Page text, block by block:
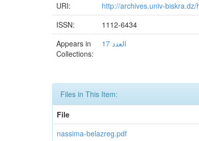
URI:
http://archives.univ-
ISSN:
1112-6434
Appears in
Collections:
العدد 17
Files in This Item:
File
nassima-belazreg.pdf